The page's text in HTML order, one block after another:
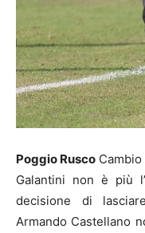
Poggio Rusco
Galantini non è più
decisione di
Armando Castellano